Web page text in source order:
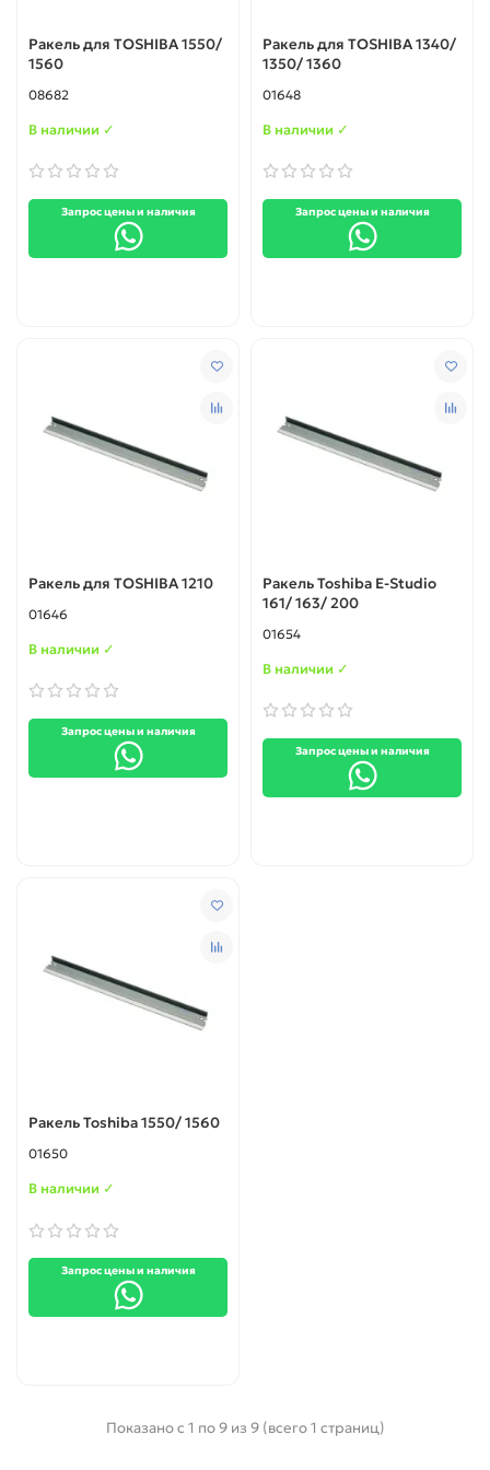
Ракель для TOSHIBA 1550/
1560
08682
В наличии ✓
Запрос цены и наличия
Ракель для TOSHIBA 1340/
1350/ 1360
01648
В наличии ✓
Запрос цены и наличия
Ракель для TOSHIBA 1210
01646
В наличии ✓
Запрос цены и наличия
Ракель Toshiba E-Studio
161/ 163/ 200
01654
В наличии ✓
Запрос цены и наличия
Ракель Toshiba 1550/ 1560
01650
В наличии ✓
Запрос цены и наличия
Показано с 1 по 9 из 9 (всего 1 страниц)